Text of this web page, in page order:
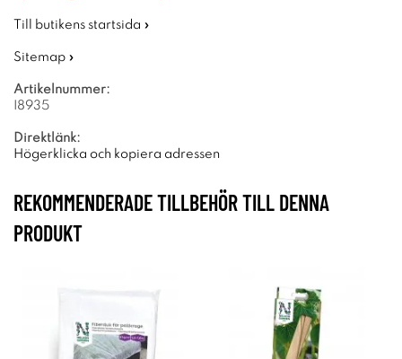
Till butikens startsida »
Sitemap »
Artikelnummer:
I8935
Direktlänk:
Högerklicka och kopiera adressen
REKOMMENDERADE TILLBEHÖR TILL DENNA
PRODUKT